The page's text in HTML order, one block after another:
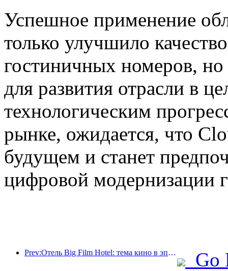
Успешное применение
только улучшило
гостиничных номеров,
для развития отрасли в
технологическим
рынке, ожидается, что
будущем и станет
цифровой модернизации
Prev:Отель Big Film Hotel: тема кино в эпоху цифровых технологий
Go